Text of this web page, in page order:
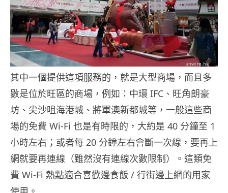
其中一個提供這項服務的，就是大型商場，而且多
數是位於旺區的商場，例如：中環 IFC、旺角朗豪
坊、尖沙咀海港城、將軍澳新都城等，一般這些商
場的免費 Wi-Fi 也是有時限的，大約是 40 分鐘至 1
小時左右；或者每 20 分鐘左右會斷一次線，要再上
網就要再連線（雖然沒有連線次數限制）。這類免
費 Wi-Fi 熱點適合喜歡邊食飯 / 行街邊上網的用家